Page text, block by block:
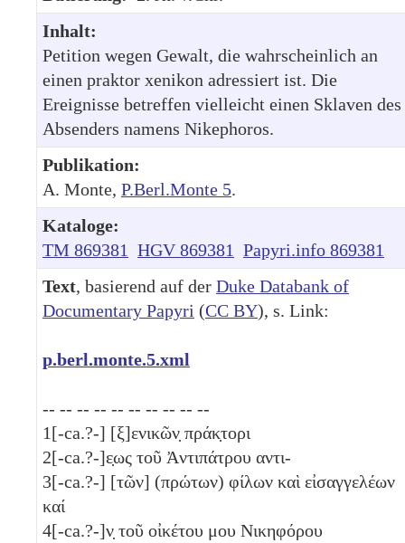
Inhalt:
Petition wegen Gewalt, die wahrscheinlich an
einen praktor xenikon adressiert ist. Die
Ereignisse betreffen vielleicht einen Sklaven des
Absenders namens Nikephoros.
Publikation:
A. Monte, P.Berl.Monte 5.
Kataloge:
TM 869381 HGV 869381 Papyri.info 869381
Text, basierend auf der Duke Databank of
Documentary Papyri (CC BY), s. Link:
p.berl.monte.5.xml
-- -- -- -- -- -- -- -- -- --
1[-ca.?-] [ξ]ενικῶν̣ πράκ̣τορι
2[-ca.?-]ε̣ως τοῦ Ἀντιπάτρου αντι-
3[-ca.?-] [τῶν] (πρώτων) φίλων καὶ εἰσαγγελέων
καί
4[-ca.?-]ν̣ τοῦ οἰκέτου μου Νικηφόρου